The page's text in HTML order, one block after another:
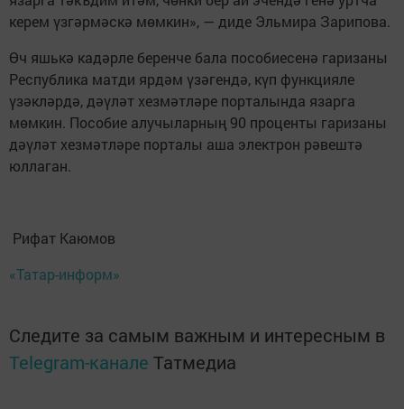
керем үзгәрмәскә мөмкин», — диде Эльмира Зарипова.
Өч яшькә кадәрле беренче бала пособиесенә гаризаны
Республика матди ярдәм үзәгендә, күп функцияле
үзәкләрдә, дәүләт хезмәтләре порталында язарга
мөмкин. Пособие алучыларның 90 проценты гаризаны
дәүләт хезмәтләре порталы аша электрон рәвештә
юллаган.
Рифат Каюмов
«Татар-информ»
Следите за самым важным и интересным в
Telegram-канале Татмедиа